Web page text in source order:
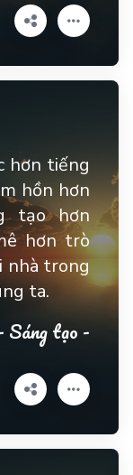
hơn tiếng
hồn hơn
tạo hơn
hơn trò
nhà trong
ta.
Sáng tạo -